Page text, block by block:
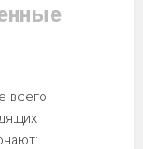
всего